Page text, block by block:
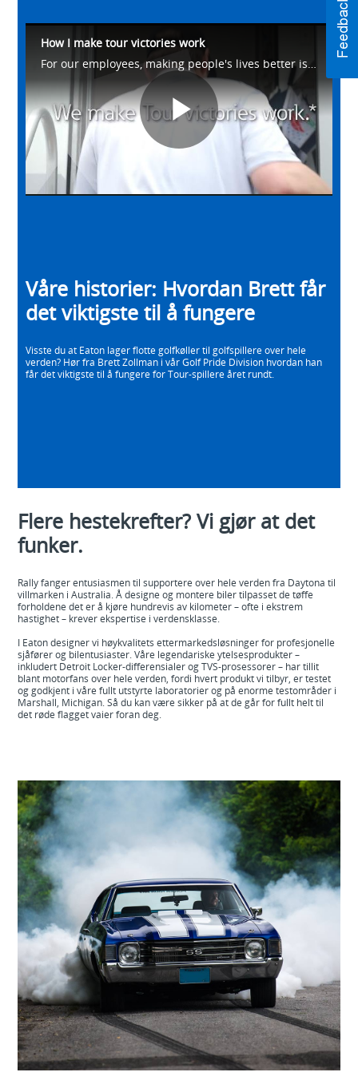
How I make tour victories work
For our employees, making people's lives better is what drives us. Meet Brett from our Golf Pride Division as he talks about how he helps make #WhatMatters work on the golf course. Learn more at https://eaton.works/38avU4Z
Play
Våre historier: Hvordan Brett får
det viktigste til å fungere
Visste du at Eaton lager flotte golfkøller til golfspillere over hele
verden? Hør fra Brett Zollman i vår Golf Pride Division hvordan han
får det viktigste til å fungere for Tour-spillere året rundt.
Flere hestekrefter? Vi gjør at det
funker.
Rally fanger entusiasmen til supportere over hele verden fra Daytona til
villmarken i Australia. Å designe og montere biler tilpasset de tøffe
forholdene det er å kjøre hundrevis av kilometer – ofte i ekstrem
hastighet – krever ekspertise i verdensklasse.
I Eaton designer vi høykvalitets ettermarkedsløsninger for profesjonelle
sjåfører og bilentusiaster. Våre legendariske ytelsesprodukter –
inkludert Detroit Locker-differensialer og TVS-prosessorer – har tillit
blant motorfans over hele verden, fordi hvert produkt vi tilbyr, er testet
og godkjent i våre fullt utstyrte laboratorier og på enorme testområder i
Marshall, Michigan. Så du kan være sikker på at de går for fullt helt til
det røde flagget vaier foran deg.